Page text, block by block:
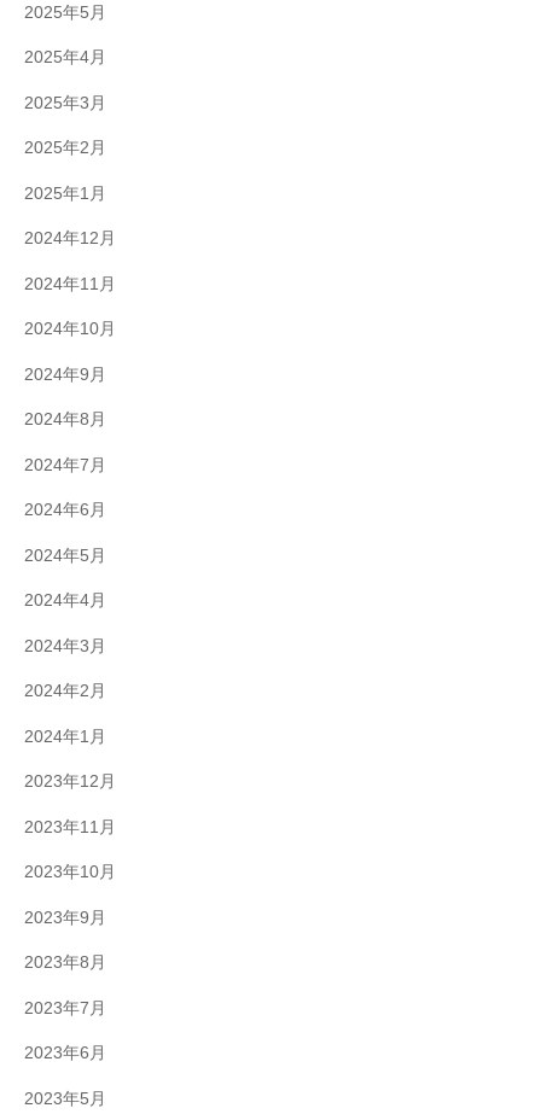
2025年5月
2025年4月
2025年3月
2025年2月
2025年1月
2024年12月
2024年11月
2024年10月
2024年9月
2024年8月
2024年7月
2024年6月
2024年5月
2024年4月
2024年3月
2024年2月
2024年1月
2023年12月
2023年11月
2023年10月
2023年9月
2023年8月
2023年7月
2023年6月
2023年5月